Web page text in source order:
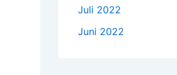
Juli 2022
Juni 2022